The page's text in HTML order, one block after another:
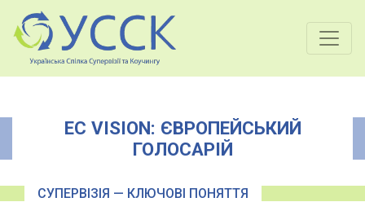
EC VISION: ЄВРОПЕЙСЬКИЙ
ГОЛОСАРІЙ
CУПЕРВІЗІЯ — КЛЮЧОВІ ПОНЯТТЯ